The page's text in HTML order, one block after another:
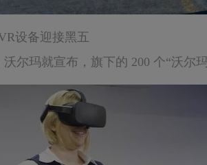
设备迎接黑五
玛就宣布，旗下的 200 个“沃尔